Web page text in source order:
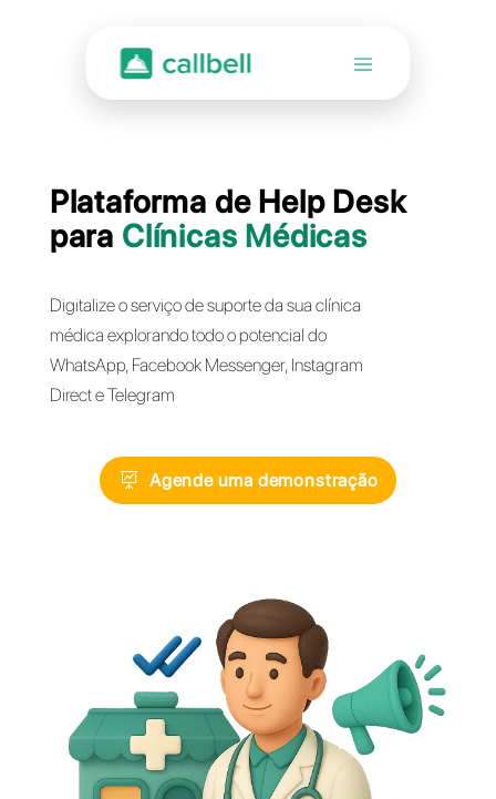
Plataforma de Help
paraClínicas Médicas
Digitalize o serviço de suporte da sua clínica
médica explorando todo o potencial do
Direct e Telegram